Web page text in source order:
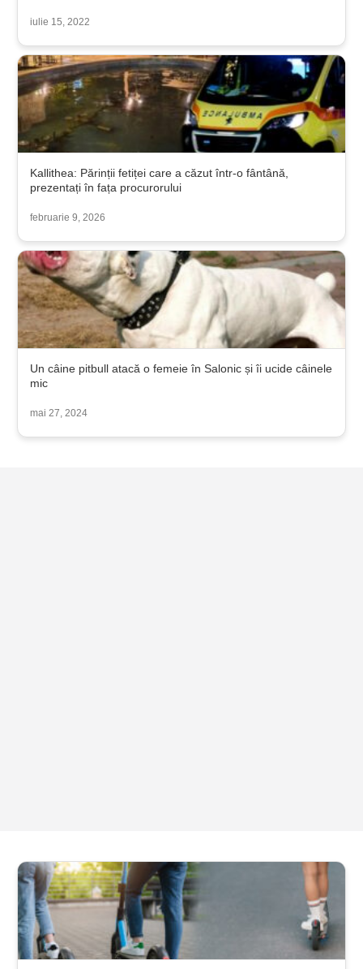
iulie 15, 2022
Kallithea: Părinții fetiței care a căzut într-o fântână,
prezentați în fața procurorului
februarie 9, 2026
Un câine pitbull atacă o femeie în Salonic și îi ucide câinele
mic
mai 27, 2024